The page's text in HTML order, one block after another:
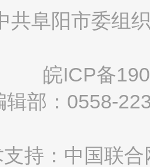
共阜阳市委组
皖ICP备
辑部：0558-
持：中国联